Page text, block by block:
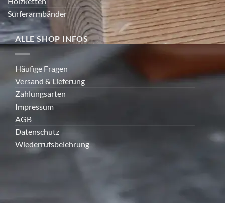
Surferarmbänder
ALLE SHOP INFOS
Häufige Fragen
Versand & Lieferung
Zahlungsarten
Impressum
AGB
Datenschutz
Wiederrufsbelehrung